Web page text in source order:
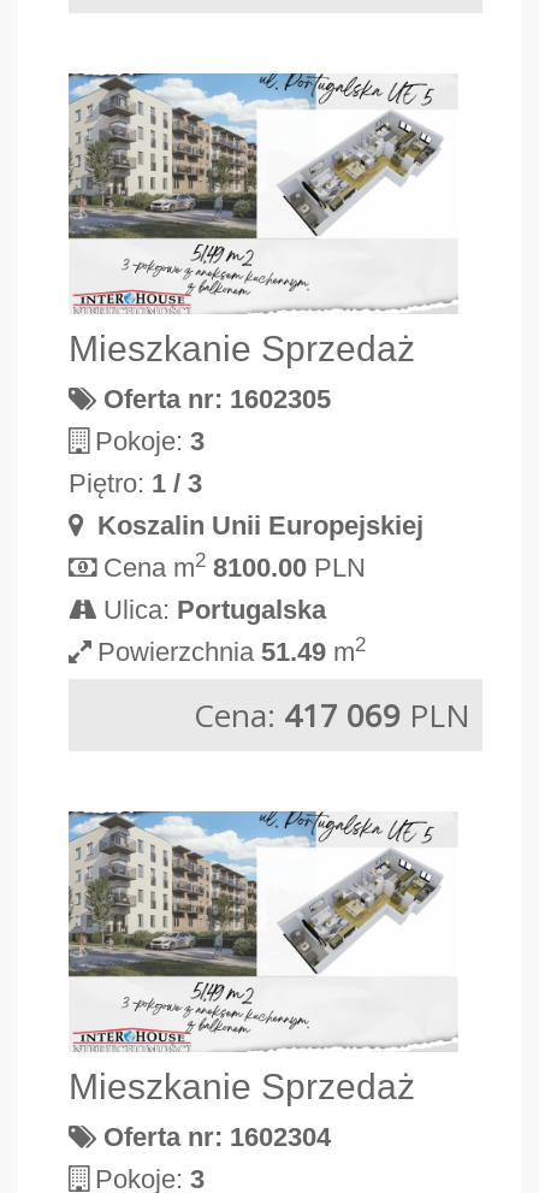
Mieszkanie Sprzedaż
Oferta nr: 1602305
Pokoje:3
Piętro: 1 / 3
Koszalin Unii Europejskiej
Cena m2 8100.00 PLN
Ulica: Portugalska
Powierzchnia51.49 m2
Cena: 417 069 PLN
Mieszkanie Sprzedaż
Oferta nr: 1602304
Pokoje:3